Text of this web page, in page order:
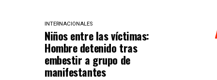
INTERNACIONALES
Niños entre las víctimas:
Hombre detenido tras
embestir a grupo de
manifestantes